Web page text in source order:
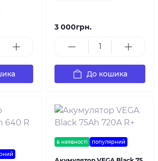
3 000грн.
До кошика
в наявності популярний